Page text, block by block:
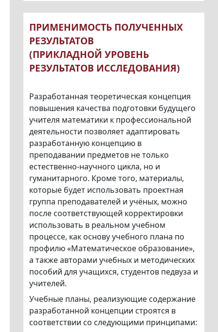
ПРИМЕНИМОСТЬ ПОЛУЧЕННЫХ
РЕЗУЛЬТАТОВ
(ПРИКЛАДНОЙ УРОВЕНЬ
РЕЗУЛЬТАТОВ ИССЛЕДОВАНИЯ)
Разработанная теоретическая концепция
повышения качества подготовки будущего
учителя математики к профессиональной
деятельности позволяет адаптировать
разработанную концепцию в
преподавании предметов не только
естественно-научного цикла, но и
гуманитарного. Кроме того, материалы,
которые будет использовать проектная
группа преподавателей и учёных, можно
после соответствующей корректировки
использовать в реальном учебном
процессе, как основу учебного плана по
профилю «Математическое образование»,
а также авторами учебных и методических
пособий для учащихся, студентов педвуза и
учителей.
Учебные планы, реализующие содержание
разработанной концепции строятся в
соответствии со следующими принципами: